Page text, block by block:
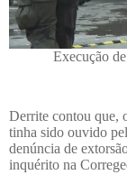
Execução
Derrite contou que,
tinha sido ouvido
denúncia de
inquérito na